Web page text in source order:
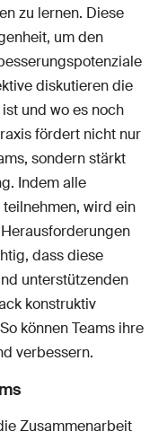
zu lernen. Diese
um den
diskutieren die
und wo es noch
fördert nicht nur
sondern stärkt
Indem alle
wird ein
dass diese
unterstützenden
konstruktiv
können Teams ihre
verbessern.
Zusammenarbeit